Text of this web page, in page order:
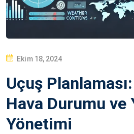
P
S
T
E
D
Ekim 18, 2024
Uçuş
Hava Durumu ve
Yönetimi